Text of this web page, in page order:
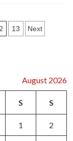
13 Next
August 2026
S S
1 2